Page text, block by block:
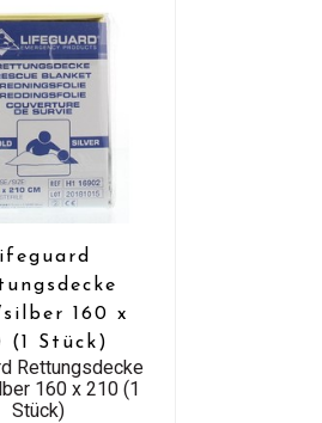
160 x
(1 Stück)
Rettungsdecke
160 x 210 (1
Stück)